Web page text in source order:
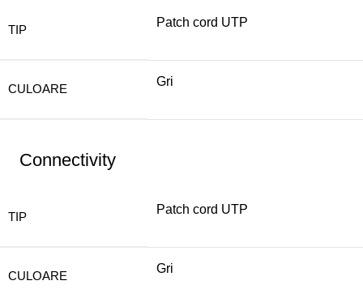
TIP
Patch cord UTP
CULOARE
Gri
Connectivity
TIP
Patch cord UTP
CULOARE
Gri